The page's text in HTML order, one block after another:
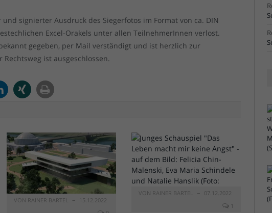
signierter Ausdruck des Siegerfotos im Format von ca. DIN
Excel-Orakels unter allen TeilnehmerInnen verlost.
gegeben, per Mail verständigt und ist herzlich zur
ist ausgeschlossen.
VON RAINER BARTEL
15.12.2022
VON RAINER BARTEL
07.12.2022
1